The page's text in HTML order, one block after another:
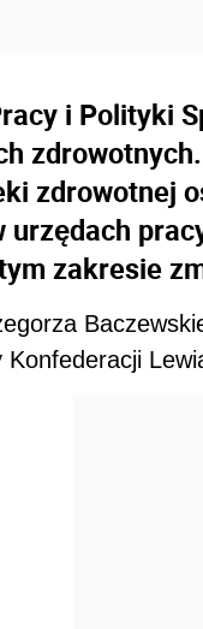
i Polityki
zdrowotnej
urzędach
zakresie